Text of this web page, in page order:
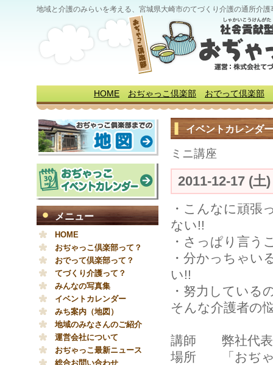
地域と介護のみらいを考える、宮城県大崎市のてづくり介護の通所介
HOME おぢゃっこ倶楽部 おでって倶楽部
イベントカレンダー
ミニ講座
2011-12-17 (
・こんなに頑張
ない!!
・さっぱり言う
・分かっちゃい
い!!
・努力してい
そんな介護者の
講師 弊社代表
場所 「おぢゃ
メニュー
HOME
おぢゃっこ倶楽部って？
おでって倶楽部って？
てづくり介護って？
みんなの写真集
イベントカレンダー
みち案内（地図）
地域のみなさんのご紹介
運営会社について
おぢゃっこ最新ニュース
総合お問い合わせ